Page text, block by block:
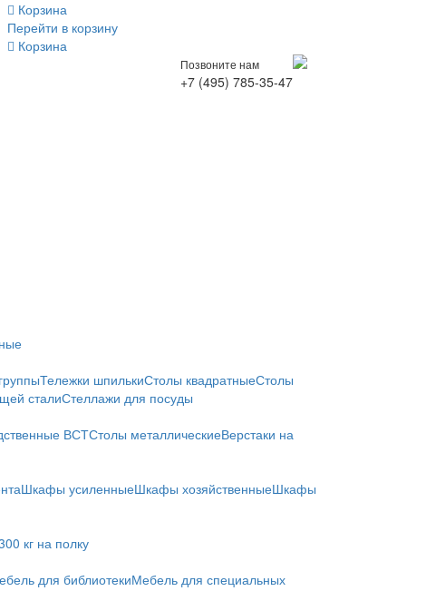
Корзина
Перейти в корзину
Корзина
Позвоните нам
+7 (495) 785-35-47
Тележки шпилькиСтолы квадратныеСтолы
сталиСтеллажи для посуды
ВСТСтолы металлическиеВерстаки на
Шкафы усиленныеШкафы хозяйственныеШкафы
кг на полку
для библиотекиМебель для специальных